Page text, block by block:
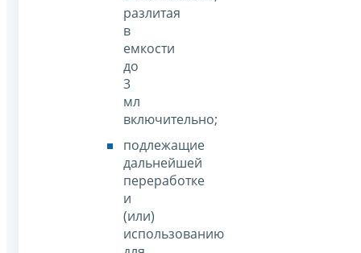
разлитая
в
емкости
до
3
мл
включительно;
подлежащие
дальнейшей
переработке
и
(или)
использованию